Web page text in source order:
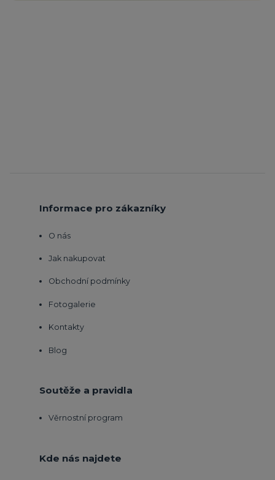
Informace pro zákazníky
O nás
Jak nakupovat
Obchodní podmínky
Fotogalerie
Kontakty
Blog
Soutěže a pravidla
Věrnostní program
Kde nás najdete